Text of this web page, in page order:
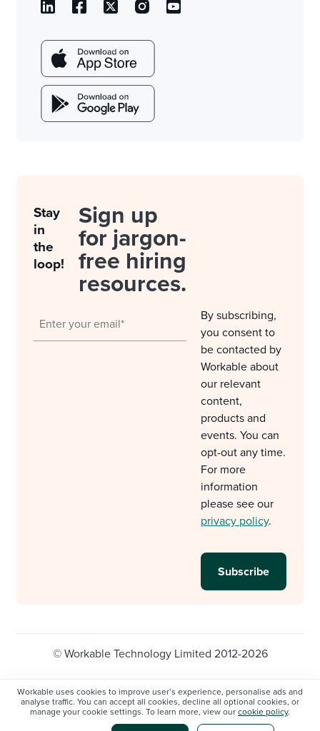
Workable uses cookies to improve user’s experience, personalise ads and
analyse traffic. You can accept all cookies, decline all optional cookies, or
manage your cookie settings. To learn more, view our cookie policy.
Stay
in
the
loop!
Sign up
for jargon-
free hiring
resources.
By subscribing,
you consent to
be contacted by
Workable about
our relevant
content,
products and
events. You can
opt-out any time.
For more
information
please see our
privacy policy.
© Workable Technology Limited 2012-2026
Privacy policy
Cookie Settings
Do not sell/share my personal information